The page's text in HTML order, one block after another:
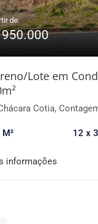
de:
950.000
Lote em
Cotia,
12 x
informações